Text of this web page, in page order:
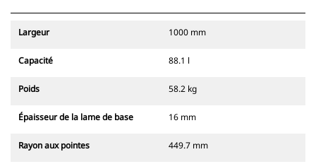
Largeur 1000 mm
Capacité 88.1 l
Poids 58.2 kg
Épaisseur de la lame de base 16 mm
Rayon aux pointes 449.7 mm